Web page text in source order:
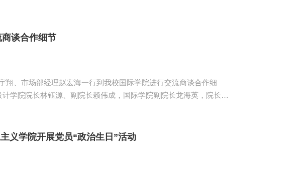
、有...
谈合作细节
、市场部经理赵宏海一行到我校国际学院进行交流商谈合作细
学院院长林钰源、副院长赖伟成，国际学院副院长龙海英，院长助
名度，坚实落定项目开展，实现双方合作共赢...
义学院开展党员“政治生日”活动